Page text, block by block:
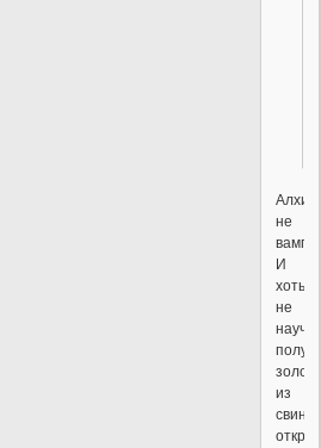
не
И
хоть
не
из